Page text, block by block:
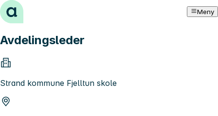
Hopp til innhold Meny
Avdelingsleder
Strand kommune Fjelltun skole